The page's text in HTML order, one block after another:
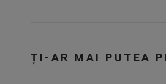
ȚI-AR MAI PUTEA